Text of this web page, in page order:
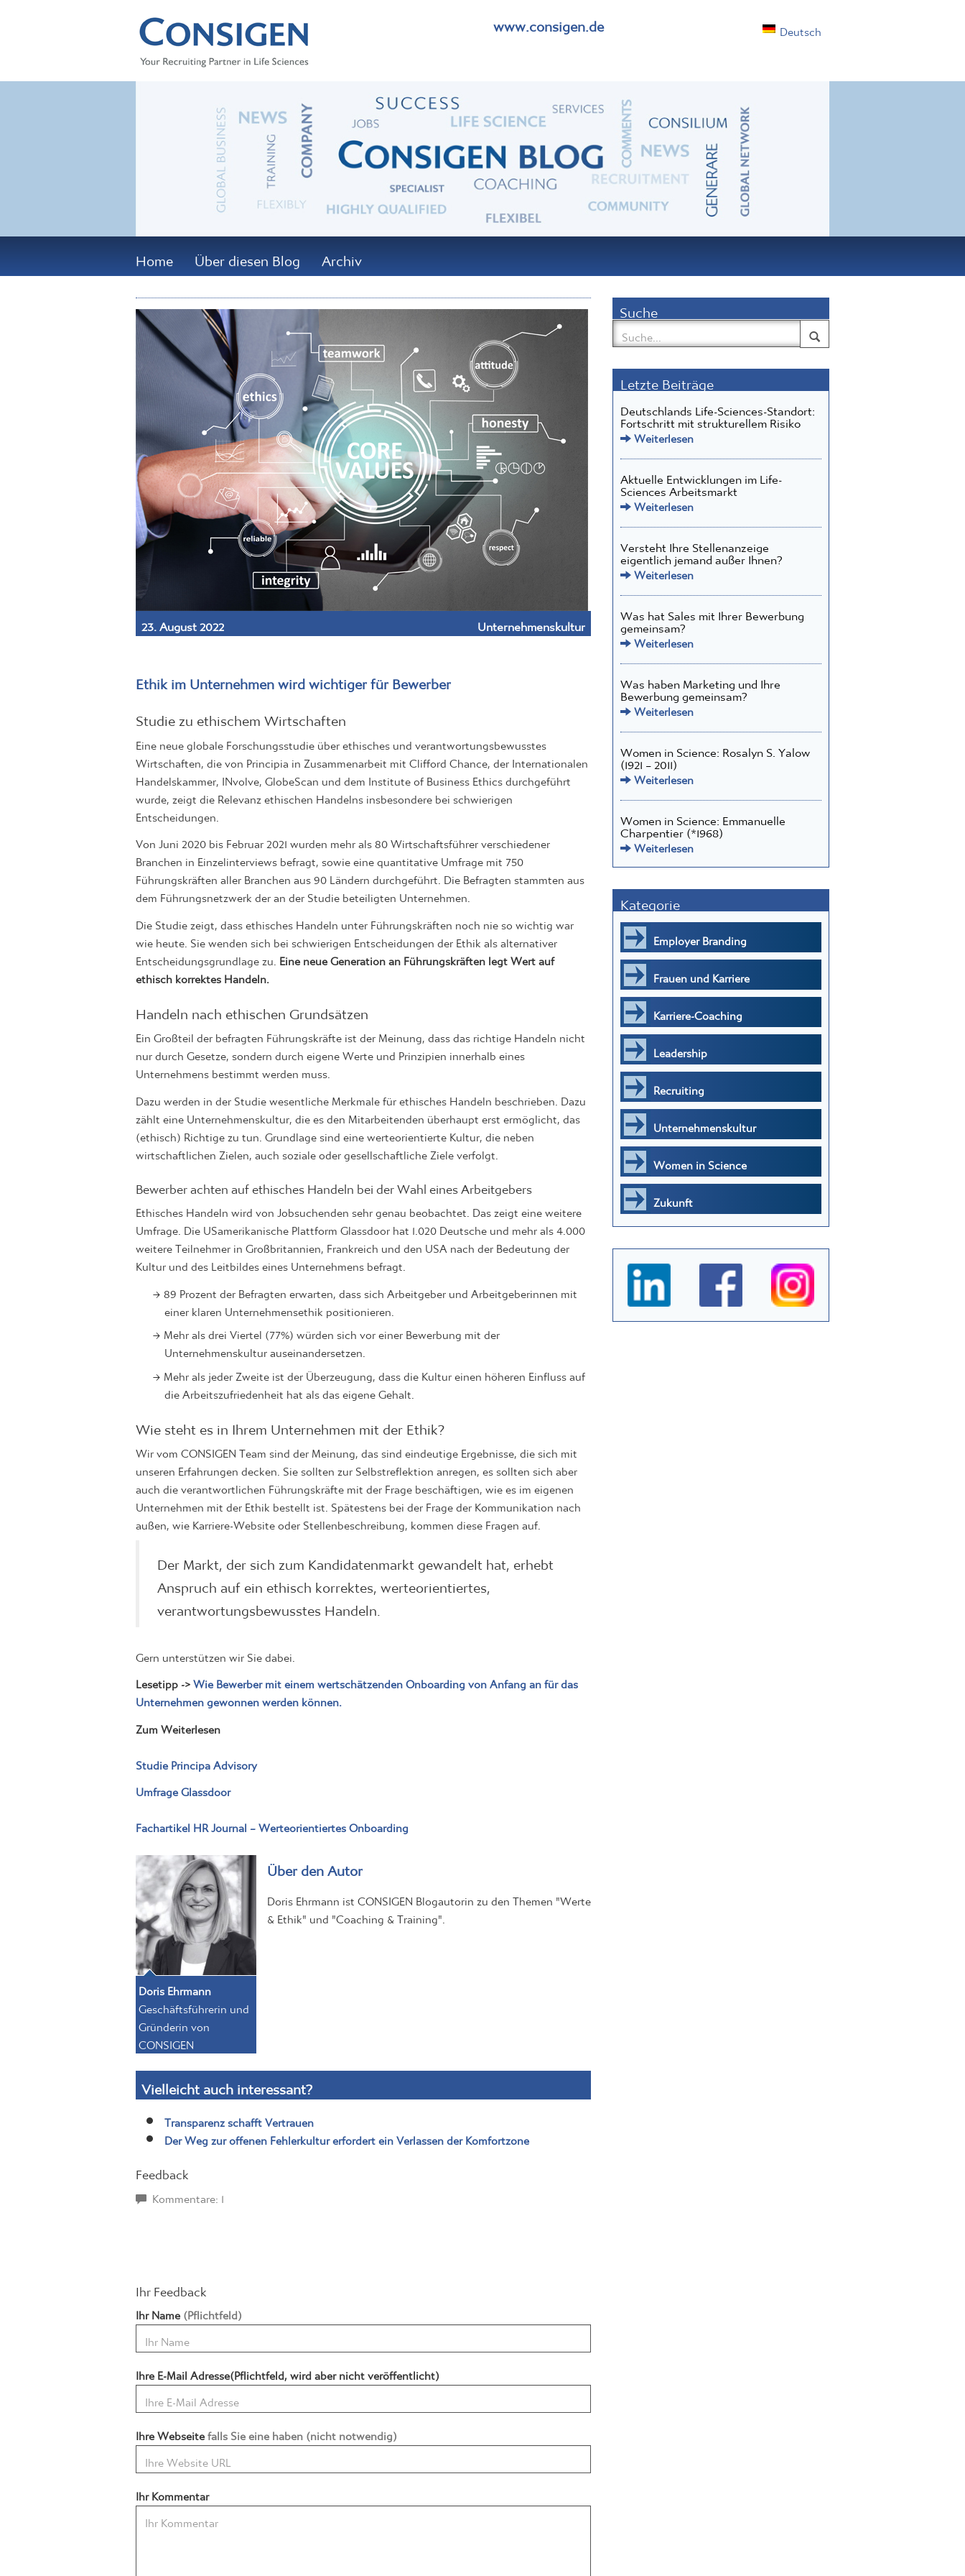
www.consigen.de Deutsch
Home Über diesen Blog Archiv
23. August 2022 Unternehmenskultur
Ethik im Unternehmen wird wichtiger für Bewerber
Studie zu ethischem Wirtschaften
Eine neue globale Forschungsstudie über ethisches und verantwortungsbewusstes
Wirtschaften, die von Principia in Zusammenarbeit mit Clifford Chance, der Internationalen
Handelskammer, INvolve, GlobeScan und dem Institute of Business Ethics durchgeführt
wurde, zeigt die Relevanz ethischen Handelns insbesondere bei schwierigen
Entscheidungen.
Von Juni 2020 bis Februar 2021 wurden mehr als 80 Wirtschaftsführer verschiedener
Branchen in Einzelinterviews befragt, sowie eine quantitative Umfrage mit 750
Führungskräften aller Branchen aus 90 Ländern durchgeführt. Die Befragten stammten aus
dem Führungsnetzwerk der an der Studie beteiligten Unternehmen.
Die Studie zeigt, dass ethisches Handeln unter Führungskräften noch nie so wichtig war
wie heute. Sie wenden sich bei schwierigen Entscheidungen der Ethik als alternativer
Entscheidungsgrundlage zu. Eine neue Generation an Führungskräften legt Wert auf
ethisch korrektes Handeln.
Handeln nach ethischen Grundsätzen
Ein Großteil der befragten Führungskräfte ist der Meinung, dass das richtige Handeln nicht
nur durch Gesetze, sondern durch eigene Werte und Prinzipien innerhalb eines
Unternehmens bestimmt werden muss.
Dazu werden in der Studie wesentliche Merkmale für ethisches Handeln beschrieben. Dazu
zählt eine Unternehmenskultur, die es den Mitarbeitenden überhaupt erst ermöglicht, das
(ethisch) Richtige zu tun. Grundlage sind eine werteorientierte Kultur, die neben
wirtschaftlichen Zielen, auch soziale oder gesellschaftliche Ziele verfolgt.
Bewerber achten auf ethisches Handeln bei der Wahl eines Arbeitgebers
Ethisches Handeln wird von Jobsuchenden sehr genau beobachtet. Das zeigt eine weitere
Umfrage. Die USamerikanische Plattform Glassdoor hat 1.020 Deutsche und mehr als 4.000
weitere Teilnehmer in Großbritannien, Frankreich und den USA nach der Bedeutung der
Kultur und des Leitbildes eines Unternehmens befragt.
89 Prozent der Befragten erwarten, dass sich Arbeitgeber und Arbeitgeberinnen mit
einer klaren Unternehmensethik positionieren.
Mehr als drei Viertel (77%) würden sich vor einer Bewerbung mit der
Unternehmenskultur auseinandersetzen.
Mehr als jeder Zweite ist der Überzeugung, dass die Kultur einen höheren Einfluss auf
die Arbeitszufriedenheit hat als das eigene Gehalt.
Wie steht es in Ihrem Unternehmen mit der Ethik?
Wir vom CONSIGEN Team sind der Meinung, das sind eindeutige Ergebnisse, die sich mit
unseren Erfahrungen decken. Sie sollten zur Selbstreflektion anregen, es sollten sich aber
auch die verantwortlichen Führungskräfte mit der Frage beschäftigen, wie es im eigenen
Unternehmen mit der Ethik bestellt ist. Spätestens bei der Frage der Kommunikation nach
außen, wie Karriere-Website oder Stellenbeschreibung, kommen diese Fragen auf.
Der Markt, der sich zum Kandidatenmarkt gewandelt hat, erhebt
Anspruch auf ein ethisch korrektes, werteorientiertes,
verantwortungsbewusstes Handeln.
Gern unterstützen wir Sie dabei.
Lesetipp ->Wie Bewerber mit einem wertschätzenden Onboarding von Anfang an für das
Unternehmen gewonnen werden können.
Zum Weiterlesen
Studie Principa Advisory
Umfrage Glassdoor
Fachartikel HR Journal – Werteorientiertes Onboarding
Doris Ehrmann
Geschäftsführerin und
Gründerin von
CONSIGEN
Über den Autor
Doris Ehrmann ist CONSIGEN Blogautorin zu den Themen "Werte
& Ethik" und "Coaching & Training".
Vielleicht auch interessant?
Transparenz schafft Vertrauen
Der Weg zur offenen Fehlerkultur erfordert ein Verlassen der Komfortzone
Feedback
Kommentare: 1
Ihr Feedback
Ihr Name(Pflichtfeld)
Ihre E-Mail Adresse(Pflichtfeld, wird aber nicht veröffentlicht)
Ihre Webseitefalls Sie eine haben (nicht notwendig)
Ihr Kommentar
Suche
Letzte Beiträge
Deutschlands Life-Sciences-Standort:
Fortschritt mit strukturellem Risiko
Weiterlesen
Aktuelle Entwicklungen im Life-
Sciences Arbeitsmarkt
Weiterlesen
Versteht Ihre Stellenanzeige
eigentlich jemand außer Ihnen?
Weiterlesen
Was hat Sales mit Ihrer Bewerbung
gemeinsam?
Weiterlesen
Was haben Marketing und Ihre
Bewerbung gemeinsam?
Weiterlesen
Women in Science: Rosalyn S. Yalow
(1921 – 2011)
Weiterlesen
Women in Science: Emmanuelle
Charpentier (*1968)
Weiterlesen
Kategorie
Employer Branding
Frauen und Karriere
Karriere-Coaching
Leadership
Recruiting
Unternehmenskultur
Women in Science
Zukunft